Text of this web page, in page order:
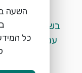
השעה
כל